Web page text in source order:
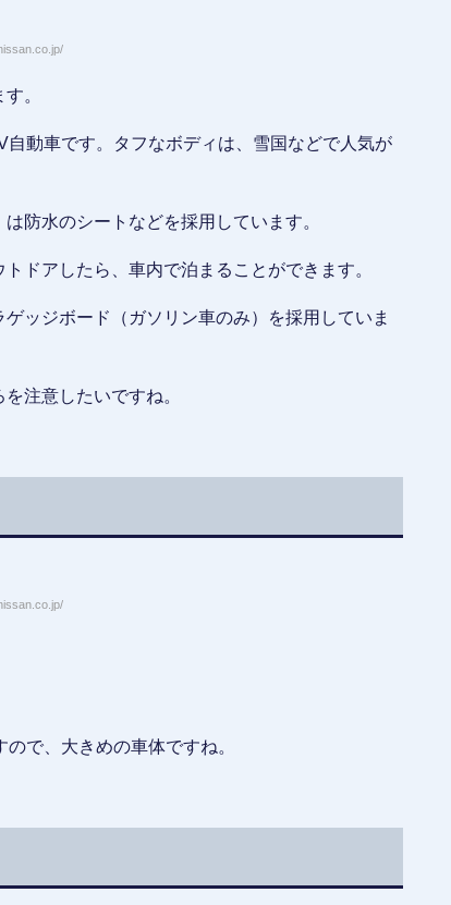
。
動車です。タフなボディは、雪国などで人気が
防水のシートなどを採用しています。
ドアしたら、車内で泊まることができます。
ッジボード（ガソリン車のみ）を採用していま
注意したいですね。
で、大きめの車体ですね。